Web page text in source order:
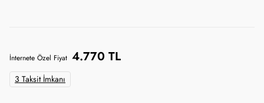
İnternete Özel Fiyat 4.770 TL
3 Taksit İmkanı